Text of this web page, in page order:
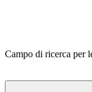
Campo di ricerca per